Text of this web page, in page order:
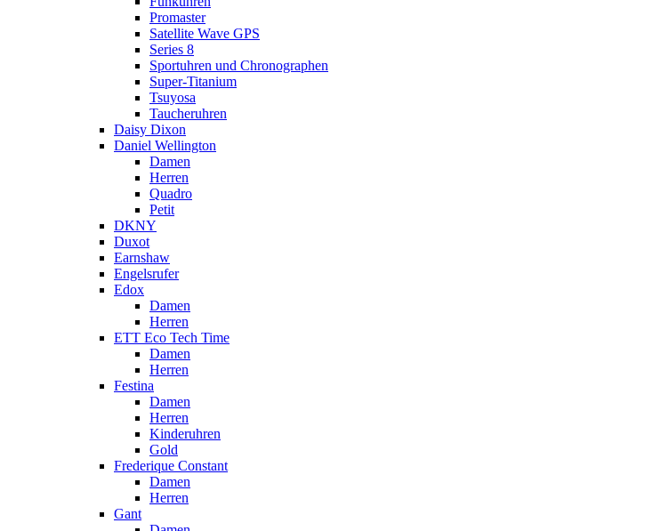
Promaster
Satellite Wave GPS
Series 8
Sportuhren und Chronographen
Super-Titanium
Tsuyosa
Taucheruhren
Daisy Dixon
Daniel Wellington
Damen
Herren
Quadro
Petit
DKNY
Duxot
Earnshaw
Engelsrufer
Edox
Damen
Herren
ETT Eco Tech Time
Damen
Herren
Festina
Damen
Herren
Kinderuhren
Gold
Frederique Constant
Damen
Herren
Gant